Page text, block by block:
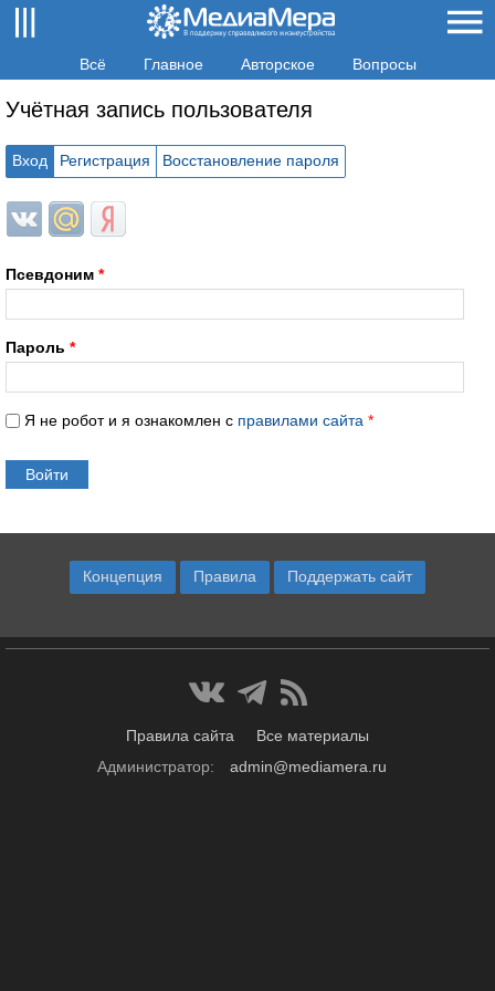
Всё Главное Авторское Вопросы
Учётная запись пользователя
Вход Регистрация Восстановление пароля
Login with ВКонтакте
Login with Mail.ru
Login with Яндекс
Псевдоним *
Пароль *
Я не робот и я ознакомлен с правилами сайта *
Концепция Правила Поддержать сайт
Правила сайта
Все материалы
Администратор:
admin@mediamera.ru